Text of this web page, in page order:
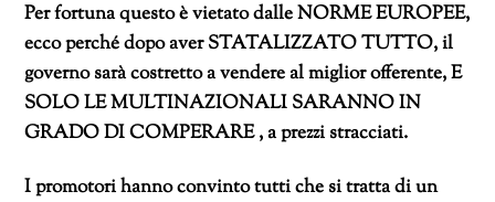
Per fortuna questo è vietato dalle NORME EUROPEE,
ecco perché dopo aver STATALIZZATO TUTTO, il
governo sarà costretto a vendere al miglior offerente, E
SOLO LE MULTINAZIONALI SARANNO IN
GRADO DI COMPERARE , a prezzi stracciati.
I promotori hanno convinto tutti che si tratta di un